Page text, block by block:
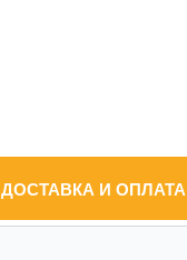
ДОСТАВКА И ОПЛАТА